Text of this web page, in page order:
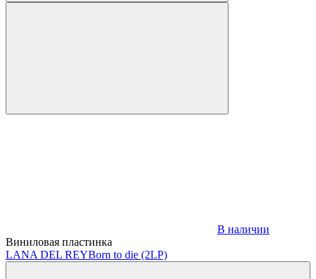
В наличии
Виниловая пластинка
LANA DEL REYBorn to die (2LP)